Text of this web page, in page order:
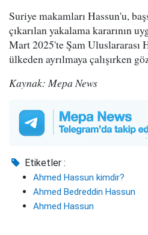
Suriye makamları Hassun'u,
çıkarılan yakalama kararının
Mart 2025'te Şam Uluslararası
ülkeden ayrılmaya çalışırken
Kaynak: Mepa News
Etiketler :
Ahmed Hassun kimdir?
Ahmed Bedreddin Hassun
Ahmed Hassun